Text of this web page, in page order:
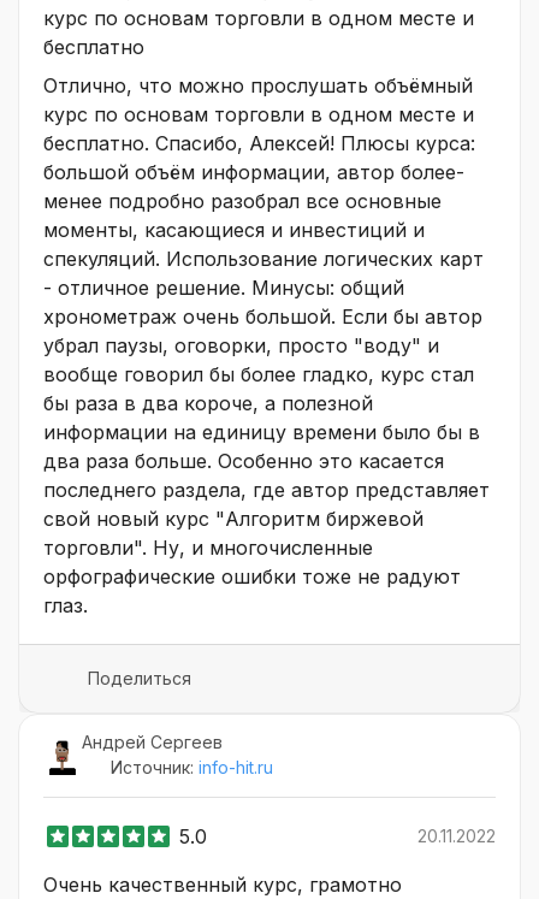
курс по основам торговли в одном месте и
бесплатно
Отлично, что можно прослушать объёмный
курс по основам торговли в одном месте и
бесплатно. Спасибо, Алексей! Плюсы курса:
большой объём информации, автор более-
менее подробно разобрал все основные
моменты, касающиеся и инвестиций и
спекуляций. Использование логических карт
- отличное решение. Минусы: общий
хронометраж очень большой. Если бы автор
убрал паузы, оговорки, просто "воду" и
вообще говорил бы более гладко, курс стал
бы раза в два короче, а полезной
информации на единицу времени было бы в
два раза больше. Особенно это касается
последнего раздела, где автор представляет
свой новый курс "Алгоритм биржевой
торговли". Ну, и многочисленные
орфографические ошибки тоже не радуют
глаз.
Поделиться
Андрей Сергеев
Источник: info-hit.ru
5.0 20.11.2022
Очень качественный курс, грамотно